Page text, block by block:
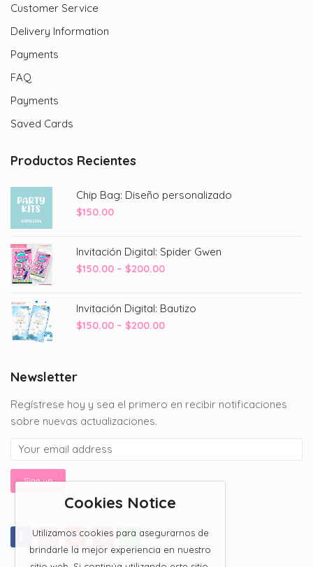
Customer Service
Delivery Information
Payments
FAQ
Payments
Saved Cards
Productos Recientes
Chip Bag: Diseño personalizado
$150.00
Invitación Digital: Spider Gwen
$150.00 – $200.00Price
through
$200.00
Invitación Digital: Bautizo
$150.00 – $200.00Price
Newsletter
Regístrese hoy y sea el primero en recibir notificaciones
sobre nuevas actualizaciones.
Cookies Notice
Utilizamos cookies para asegurarnos de
brindarle la mejor experiencia en nuestro